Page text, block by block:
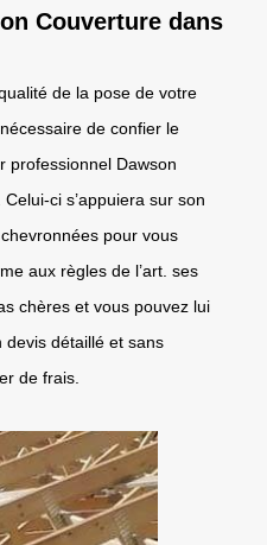
Couverture dans
de la pose de votre
de confier le
professionnel Dawson
ci s’appuiera sur son
pour vous
aux règles de l’art. ses
chères et vous pouvez lui
détaillé et sans
de frais.